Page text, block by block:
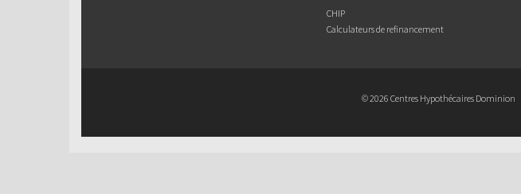
CHIP
Calculateurs de refinancement
© 2026 Centres Hypothécaires Dominion